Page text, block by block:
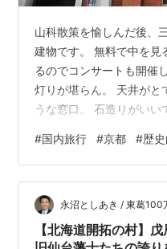
山科散策を愉しんだ後、
建物です。 無料で中を見
るのでコンサートも開催
灯りが堪らん。 天井がと
うな窓口。 石造りがいい
ていました。 裏手に廻る
カフェもあります。さら
していて賑わっていまし
のもいいですね。 ランキ
ブログ ランキング参加
#国内旅行 #京都 #歴
永沼としあき / 東葛100
【北海道開拓の村】